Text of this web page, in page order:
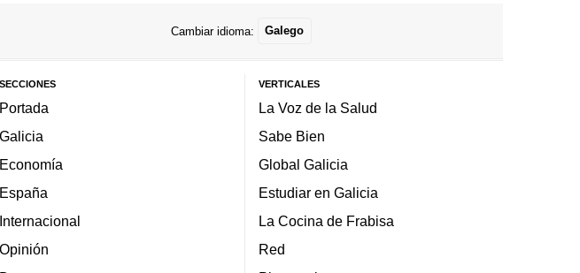
Cambiar idioma: Galego
SECCIONES
Portada
Galicia
Economía
España
Internacional
Opinión
VERTICALES
La Voz de la Salud
Sabe Bien
Global Galicia
Estudiar en Galicia
La Cocina de Frabisa
Red